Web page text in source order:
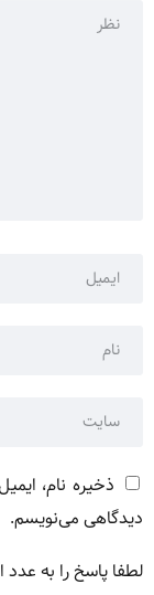
ذخیره نام،
دیدگاهی می‌نویسم.
لطفا پاسخ را به عدد